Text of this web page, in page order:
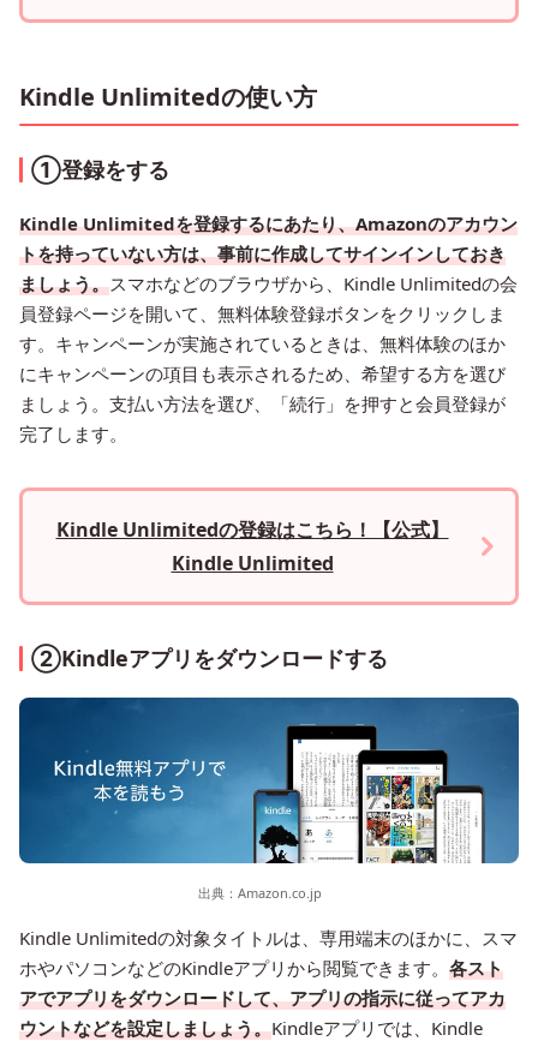
Kindle Unlimitedの使い方
①登録をする
Kindle Unlimitedを登録するにあたり、Amazonのアカウン
トを持っていない方は、事前に作成してサインインしておき
ましょう。スマホなどのブラウザから、Kindle Unlimitedの会
員登録ページを開いて、無料体験登録ボタンをクリックしま
す。キャンペーンが実施されているときは、無料体験のほか
にキャンペーンの項目も表示されるため、希望する方を選び
ましょう。支払い方法を選び、「続行」を押すと会員登録が
完了します。
Kindle Unlimitedの登録はこちら！【公式】
Kindle Unlimited
②Kindleアプリをダウンロードする
出典： Amazon.co.jp
Kindle Unlimitedの対象タイトルは、専用端末のほかに、スマ
ホやパソコンなどのKindleアプリから閲覧できます。 各スト
アでアプリをダウンロードして、アプリの指示に従ってアカ
ウントなどを設定しましょう。Kindleアプリでは、Kindle